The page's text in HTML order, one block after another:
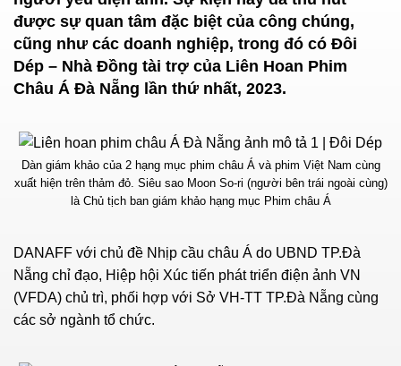
được sự quan tâm đặc biệt của công chúng,
cũng như các doanh nghiệp, trong đó có Đôi
Dép – Nhà Đồng tài trợ của Liên Hoan Phim
Châu Á Đà Nẵng lần thứ nhất, 2023.
Dàn giám khảo của 2 hạng mục phim châu Á và phim Việt Nam cùng
xuất hiện trên thảm đỏ. Siêu sao Moon So-ri (người bên trái ngoài cùng)
là Chủ tịch ban giám khảo hạng mục Phim châu Á
DANAFF với chủ đề Nhịp cầu châu Á do UBND TP.Đà
Nẵng chỉ đạo, Hiệp hội Xúc tiến phát triển điện ảnh VN
(VFDA) chủ trì, phối hợp với Sở VH-TT TP.Đà Nẵng cùng
các sở ngành tổ chức.